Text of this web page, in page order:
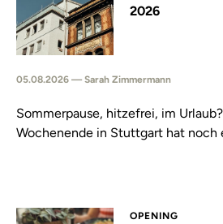
2026
05.08.2026 — Sarah Zimmermann
Sommerpause, hitzefrei, im
Wochenende in Stuttgart hat noch
OPENING